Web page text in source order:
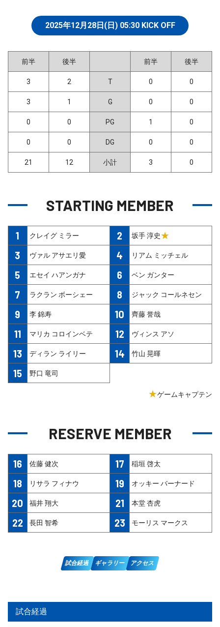
2025年12月28日(日) 05:30KICK OFF
前半 後半 前半 後半
3 2 T 0 0
3 1 G 0 0
0 0 PG 1 0
0 0 DG 0 0
21 12 小計 3 0
STARTING MEMBER
1 クレイグ ミラー 2 坂手 淳史★
3 ヴァル アサエリ愛 4 リアム ミッチェル
5 エセイ ハアンガナ 6 ベン ガンター
7 ラクラン ボーシェー 8 ジャック コールネセン
9 李 錦寿 10 齊藤 誉哉
11 マリカ コロインベテ 12 ヴィンス アソ
13 ディラン ライリー 14 竹山 晃暉
15 野口 竜司
★ゲームキャプテン
RESERVE MEMBER
16 佐藤 健次 17 稲垣 啓太
18 リサラ フィナウ 19 オッキー バーナード
20 福井 翔大 21 本堂 杏虎
22 長田 智希 23 モーリス マークス
試合経過 ギャラリー アクセス
試合経過